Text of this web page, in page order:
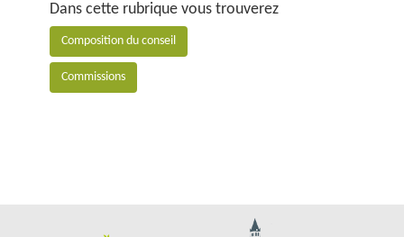
Dans cette rubrique vous trouverez
Composition du conseil
Commissions